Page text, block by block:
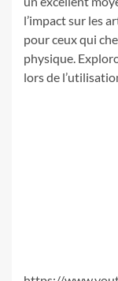
l’impact sur les
pour ceux qui
physique.
lors de